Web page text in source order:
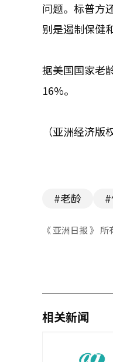
问题。标普方
别是遏制保健
据美国国家老
16%。
（亚洲经济版
#老龄
《 亚洲日报 》
相关新闻